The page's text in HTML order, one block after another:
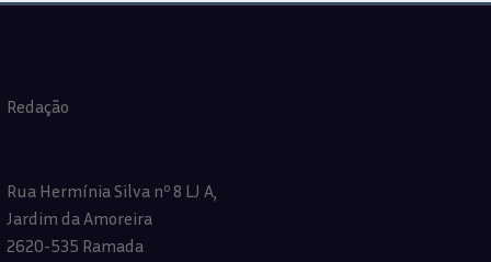
Redação
Rua Hermínia Silva nº 8 LJ A,
Jardim da Amoreira
2620-535 Ramada